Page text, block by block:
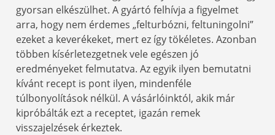
gyorsan elkészülhet. A gyártó felhívja a figyelmet
arra, hogy nem érdemes „felturbózni, feltuningolni”
ezeket a keverékeket, mert ez így tökéletes. Azonban
többen kísérletezgetnek vele egészen jó
eredményeket felmutatva. Az egyik ilyen bemutatni
kívánt recept is pont ilyen, mindenféle
túlbonyolítások nélkül. A vásárlóinktól, akik már
kipróbálták ezt a receptet, igazán remek
visszajelzések érkeztek.